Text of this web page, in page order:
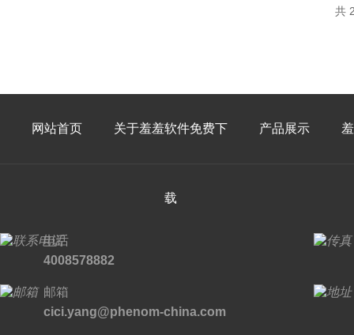
共
网站首页 关于羞羞软件免费下
载
产品展示
电话
4008578882
邮箱
cici.yang@phenom-china.com